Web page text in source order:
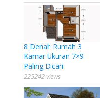
8 Denah Rumah 3
Kamar Ukuran 7×9
Paling Dicari
225242 views